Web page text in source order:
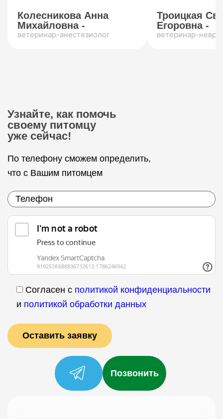
Колесникова Анна
Михайловна -
ветеринар-анестезиолог
Троицкая
Егоровна -
ветеринар-
Узнайте, как помочь
своему питомцу
уже сейчас!
По телефону сможем определить,
что с Вашим питомцем
Согласен с политикой конфиденциальности
и политикой обработки данных
Позвонить